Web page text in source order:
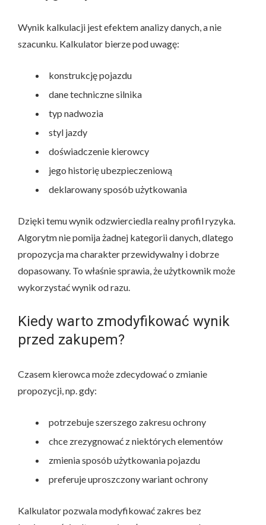
Wynik kalkulacji jest efektem analizy danych, a nie
szacunku. Kalkulator bierze pod uwagę:
konstrukcję pojazdu
dane techniczne silnika
typ nadwozia
styl jazdy
doświadczenie kierowcy
jego historię ubezpieczeniową
deklarowany sposób użytkowania
Dzięki temu wynik odzwierciedla realny profil ryzyka.
Algorytm nie pomija żadnej kategorii danych, dlatego
propozycja ma charakter przewidywalny i dobrze
dopasowany. To właśnie sprawia, że użytkownik może
wykorzystać wynik od razu.
Kiedy warto zmodyfikować wynik
przed zakupem?
Czasem kierowca może zdecydować o zmianie
propozycji, np. gdy:
potrzebuje szerszego zakresu ochrony
chce zrezygnować z niektórych elementów
zmienia sposób użytkowania pojazdu
preferuje uproszczony wariant ochrony
Kalkulator pozwala modyfikować zakres bez